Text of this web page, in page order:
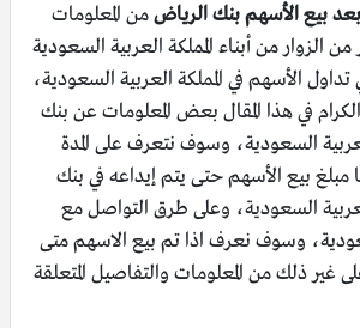
بعد بيع الأسهم بنك الرياضمن المعلومات
الزوار من أبناء المملكة العربية السعودية
الأسهم في المملكة العربية السعودية،
في هذا المقال بعض المعلومات عن بنك
السعودية، وسوف نتعرف على المدة
مبلغ بيع الأسهم حتى يتم إيداعه في بنك
السعودية، وعلى طرق التواصل مع
وسوف نعرف اذا تم بيع الاسهم متى
غير ذلك من المعلومات والتفاصيل المتعلقة